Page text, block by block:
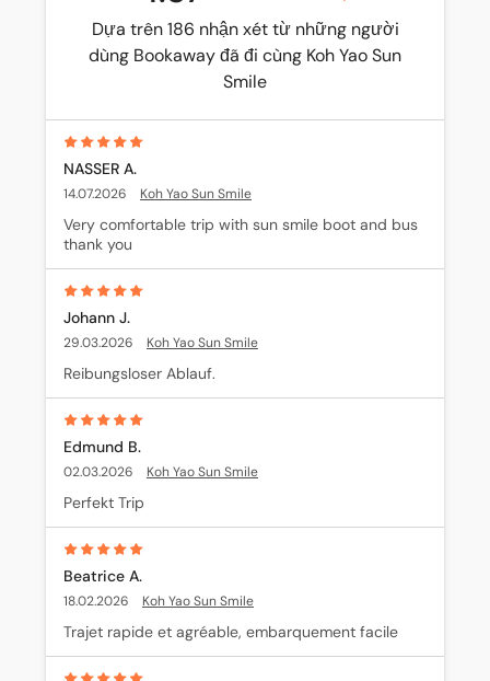
Dựa trên 186 nhận xét từ những người
dùng Bookaway đã đi cùng Koh Yao Sun
Smile
NASSER A.
14.07.2026 Koh Yao Sun Smile
Very comfortable trip with sun smile boot and bus
thank you
Johann J.
29.03.2026 Koh Yao Sun Smile
Reibungsloser Ablauf.
Edmund B.
02.03.2026 Koh Yao Sun Smile
Perfekt Trip
Beatrice A.
18.02.2026 Koh Yao Sun Smile
Trajet rapide et agréable, embarquement facile